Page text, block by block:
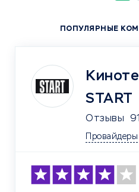
ПОПУЛЯРНЫЕ
START
Отзывы 91
Провайдеры